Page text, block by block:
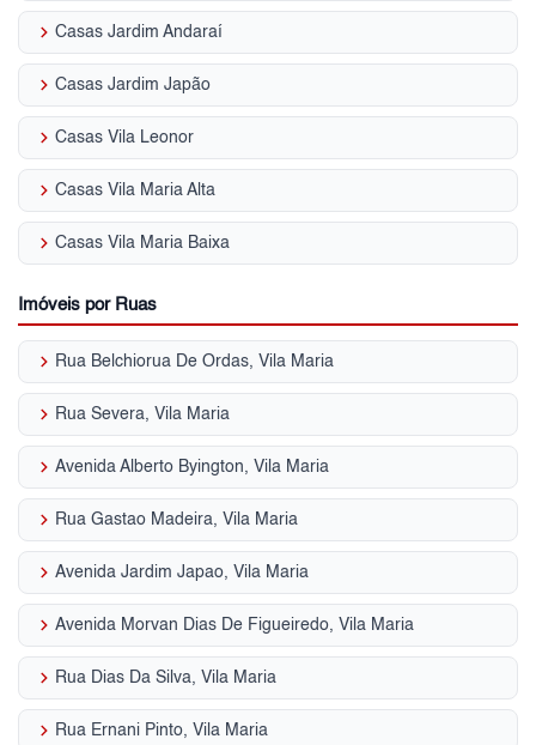
keyboard_arrow_right Casas Jardim Andaraí
keyboard_arrow_right Casas Jardim Japão
keyboard_arrow_right Casas Vila Leonor
keyboard_arrow_right Casas Vila Maria Alta
keyboard_arrow_right Casas Vila Maria Baixa
Imóveis por Ruas
keyboard_arrow_right Rua Belchiorua De Ordas, Vila Maria
keyboard_arrow_right Rua Severa, Vila Maria
keyboard_arrow_right Avenida Alberto Byington, Vila Maria
keyboard_arrow_right Rua Gastao Madeira, Vila Maria
keyboard_arrow_right Avenida Jardim Japao, Vila Maria
keyboard_arrow_right Avenida Morvan Dias De Figueiredo, Vila Maria
keyboard_arrow_right Rua Dias Da Silva, Vila Maria
keyboard_arrow_right Rua Ernani Pinto, Vila Maria